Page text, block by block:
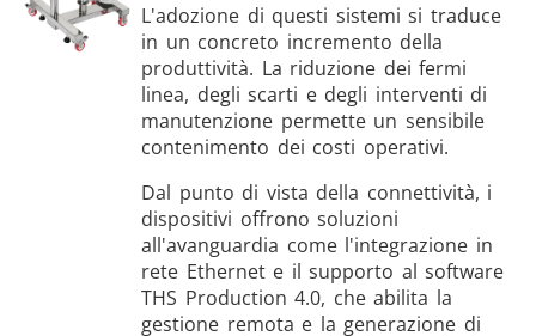
L'adozione di questi sistemi si traduce
in un concreto incremento della
produttività. La riduzione dei fermi
linea, degli scarti e degli interventi di
manutenzione permette un sensibile
contenimento dei costi operativi.
Dal punto di vista della connettività, i
dispositivi offrono soluzioni
all'avanguardia come l'integrazione in
rete Ethernet e il supporto al software
THS Production 4.0, che abilita la
gestione remota e la generazione di